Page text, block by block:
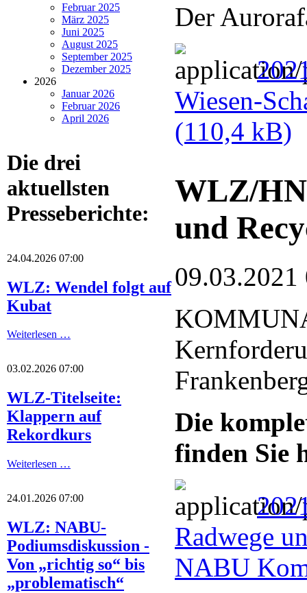
Februar 2025
März 2025
Juni 2025
August 2025
September 2025
Dezember 2025
2026
Januar 2026
Februar 2026
April 2026
Die drei
aktuellsten
Presseberichte:
24.04.2026 07:00
WLZ: Wendel folgt auf
Kubat
Weiterlesen …
03.02.2026 07:00
WLZ-Titelseite:
Klappern auf
Rekordkurs
Weiterlesen …
24.01.2026 07:00
WLZ: NABU-
Podiumsdiskussion -
Von „richtig so“ bis
„problematisch“
Der
Wiesen-
(110,4 kB)
WLZ/
und
09.03.2021
Die
finden Sie
Radwege
NABU